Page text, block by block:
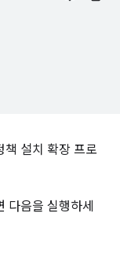
책 설치 확장 프로
다음을 실행하세